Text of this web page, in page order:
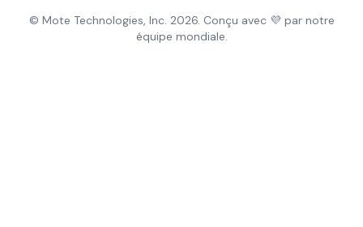
© Mote Technologies, Inc. 2026. Conçu avec 💜 par notre
équipe mondiale.